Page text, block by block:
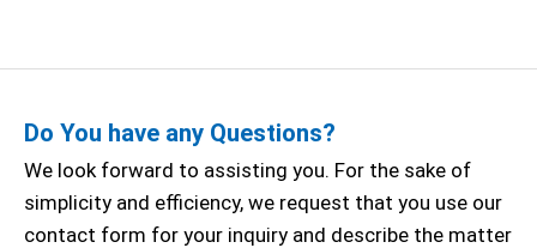
Do You have any Questions?
We look forward to assisting you. For the sake of
simplicity and efficiency, we request that you use our
contact form for your inquiry and describe the matter